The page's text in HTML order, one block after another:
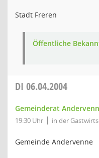
Stadt Freren
Öffentliche
DI 06.04.2004
Gemeinderat
19:30 Uhr in der
Gemeinde Andervenne